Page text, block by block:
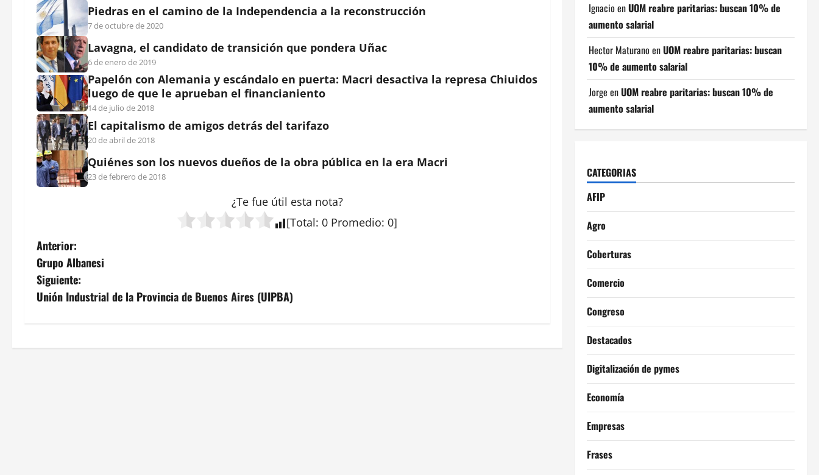
Piedras en el camino de la Independencia a la reconstrucción
7 de octubre de 2020
Lavagna, el candidato de transición que pondera Uñac
6 de enero de 2019
Papelón con Alemania y escándalo en puerta: Macri desactiva la represa Chiuidos
luego de que le aprueban el financianiento
14 de julio de 2018
El capitalismo de amigos detrás del tarifazo
20 de abril de 2018
Quiénes son los nuevos dueños de la obra pública en la era Macri
23 de febrero de 2018
¿Te fue útil esta nota?
[Total: 0 Promedio: 0]
N
a
v
g
Anterior:
Grupo Albanesi
Siguiente:
Unión Industrial de la Provincia de Buenos Aires (UIPBA)
Ignacio enUOM reabre paritarias: buscan 10% de
aumento salarial
Hector Maturano enUOM reabre paritarias: buscan
10% de aumento salarial
Jorge enUOM reabre paritarias: buscan 10% de
aumento salarial
CATEGORIAS
AFIP
Agro
Coberturas
Comercio
Congreso
Destacados
Digitalización de pymes
Economía
Empresas
Frases